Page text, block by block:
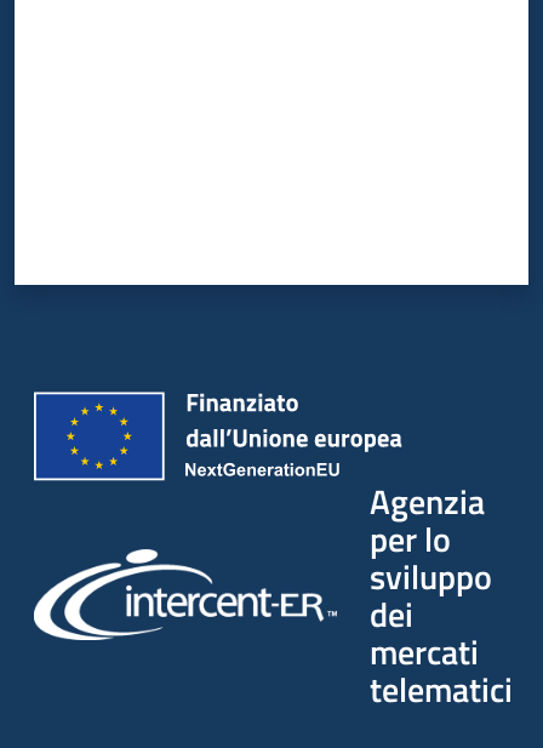
Agenzia
per lo
sviluppo
dei
mercati
telematici